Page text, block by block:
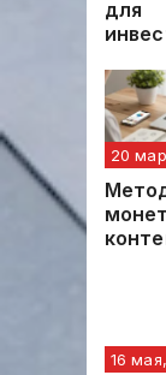
для
ное
20
16